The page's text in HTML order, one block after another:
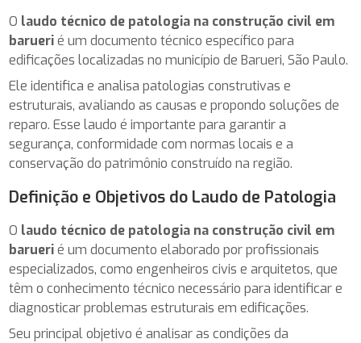
O laudo técnico de patologia na construção civil em
baruerié um documento técnico específico para
edificações localizadas no município de Barueri, São Paulo.
Ele identifica e analisa patologias construtivas e
estruturais, avaliando as causas e propondo soluções de
reparo. Esse laudo é importante para garantir a
segurança, conformidade com normas locais e a
conservação do patrimônio construído na região.
Definição e Objetivos do Laudo de Patologia
O laudo técnico de patologia na construção civil em
baruerié um documento elaborado por profissionais
especializados, como engenheiros civis e arquitetos, que
têm o conhecimento técnico necessário para identificar e
diagnosticar problemas estruturais em edificações.
Seu principal objetivo é analisar as condições da